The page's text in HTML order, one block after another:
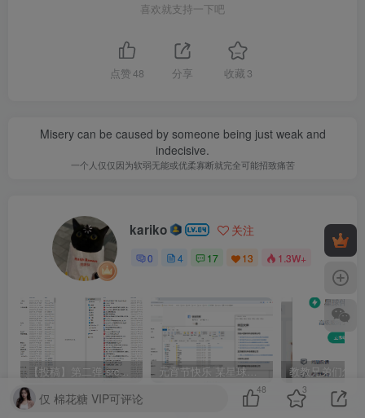
喜欢就支持一下吧
点赞 48 分享 收藏 3
Misery can be caused by someone being just weak and
indecisive.
一个人仅仅因为软弱无能或优柔寡断就完全可能招致痛苦
kariko 关注
0 4 17 13 1.3W+
【投稿】第二弹 src+资源两个星球历史文章&文件合集 元宵节快乐 某星球漏洞库&完整文章&附件下载 第一弹
仅 棉花糖 VIP可评论
48 3